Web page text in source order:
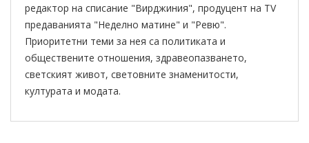
редактор на списание "Вирджиния", продуцент на TV
предаванията "Неделно матине" и "Ревю".
Приоритетни теми за нея са политиката и
обществените отношения, здравеопазването,
светският живот, световните знаменитости,
културата и модата.